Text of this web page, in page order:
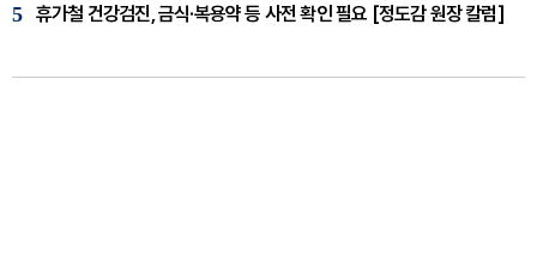
5 휴가철 건강검진, 금식·복용약 등 사전 확인 필요 [정도감 원장 칼럼]